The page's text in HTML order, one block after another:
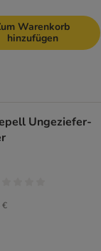
Warenkorb
hinzufügen
Ungeziefer-
€